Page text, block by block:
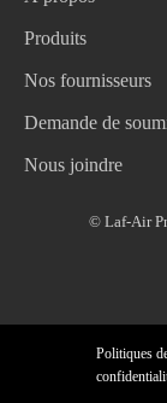
Produits
Nos fournisseurs
Demande de
Nous joindre
© Laf-Air
Politiques